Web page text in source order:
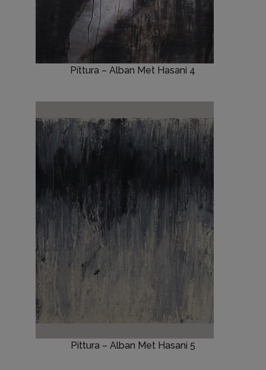
Pittura – Alban Met Hasani 4
Pittura – Alban Met Hasani 5